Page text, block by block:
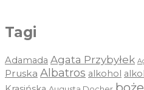
Tagi
Adamada Agata Przybyłek
Pruska Albatros alkohol